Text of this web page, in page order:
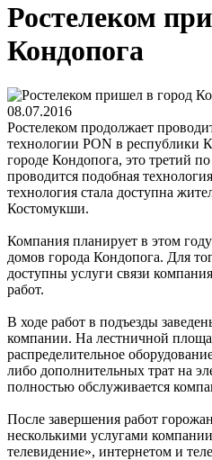
Ростелеком
Кондопога
08.07.2016
Ростелеком продолжает
технологии PON в республики
городе Кондопога, это третий
проводится подобная
технология стала доступна
Костомукши.
Компания планирует в этом
домов города Кондопога. Для
доступны услуги связи
работ.
В ходе работ в подъезды
компании. На лестничной
распределительное
либо дополнительных трат на
полностью обслуживается
После завершения работ
несколькими услугами
телевидение», интернетом и